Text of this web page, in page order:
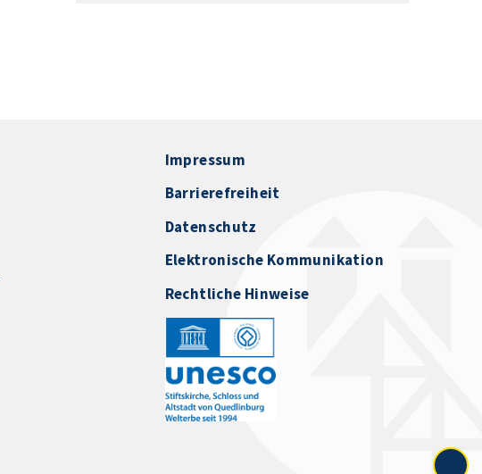
Impressum
Barrierefreiheit
Datenschutz
Elektronische Kommunikation
Rechtliche Hinweise